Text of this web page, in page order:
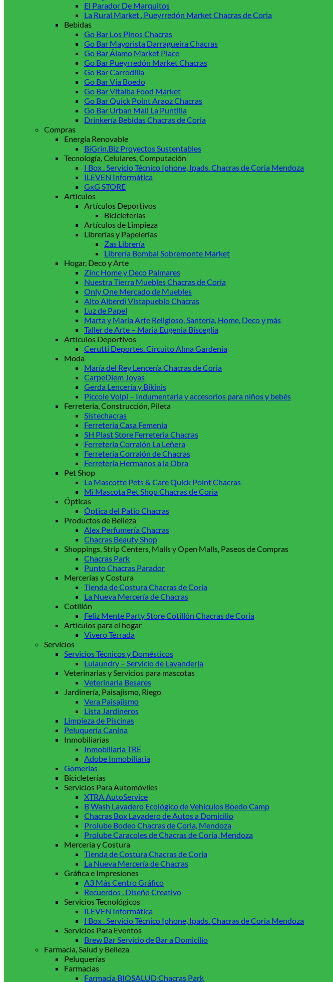
El Parador De Marquitos
La Rural Market . Pueyrredón Market Chacras de Coria
Bebidas
Go Bar Los Pinos Chacras
Go Bar Mayorista Darragueira Chacras
Go Bar Álamo Market Place
Go Bar Pueyrredón Market Chacras
Go Bar Carrodilla
Go Bar Vía Boedo
Go Bar Vitalba Food Market
Go Bar Quick Point Araoz Chacras
Go Bar Urban Mall La Puntilla
Drinkería Bebidas Chacras de Coria
Compras
Energía Renovable
BiGrin.Biz Proyectos Sustentables
Tecnología, Celulares, Computación
I Box . Servicio Técnico Iphone, Ipads. Chacras de Coria Mendoza
ILEVEN Informática
GxG STORE
Artículos
Artículos Deportivos
Bicicleterías
Artículos de Limpieza
Librerías y Papelerías
Zas Librería
Librería Bombal Sobremonte Market
Hogar, Deco y Arte
Zinc Home y Deco Palmares
Nuestra Tierra Muebles Chacras de Coria
Only One Mercado de Muebles
Alto Alberdi Vistapueblo Chacras
Luz de Papel
Marta y María Arte Religioso, Santería, Home, Deco y más
Taller de Arte – Maria Eugenia Bisceglia
Artículos Deportivos
Cerutti Deportes. Circuito Alma Gardenia
Moda
María del Rey Lencería Chacras de Coria
CarpeDiem Joyas
Gerda Lencería y Bikinis
Piccole Volpi – Indumentaria y accesorios para niños y bebés
Ferreteria, Construcción, Pileta
Sistechacras
Ferreteria Casa Femenia
SH Plast Store Ferreteria Chacras
Ferretería Corralón La Leñera
Ferretería Corralón de Chacras
Ferretería Hermanos a la Obra
Pet Shop
La Mascotte Pets & Care Quick Point Chacras
Mi Mascota Pet Shop Chacras de Coria
Ópticas
Óptica del Patio Chacras
Productos de Belleza
Alex Perfumería Chacras
Chacras Beauty Shop
Shoppings, Strip Centers, Malls y Open Malls, Paseos de Compras
Chacras Park
Punto Chacras Parador
Mercerías y Costura
Tienda de Costura Chacras de Coria
La Nueva Mercería de Chacras
Cotillón
Feliz Mente Party Store Cotillón Chacras de Coria
Artículos para el hogar
Vivero Terrada
Servicios
Servicios Técnicos y Domésticos
Lulaundry – Servicio de Lavandería
Veterinarias y Servicios para mascotas
Veterinaria Besares
Jardinería, Paisajismo, Riego
Vera Paisajismo
Lista Jardineros
Limpieza de Piscinas
Peluquería Canina
Inmobiliarias
Inmobiliaria TRE
Adobe Inmobiliaria
Gomerias
Bicicleterías
Servicios Para Automóviles
XTRA AutoService
B Wash Lavadero Ecológico de Vehículos Boedo Camp
Chacras Box Lavadero de Autos a Domicilio
Prolube Bodeo Chacras de Coria, Mendoza
Prolube Caracoles de Chacras de Coria, Mendoza
Mercería y Costura
Tienda de Costura Chacras de Coria
La Nueva Mercería de Chacras
Gráfica e Impresiones
A3 Más Centro Gráfico
Recuerdos . Diseño Creativo
Servicios Tecnológicos
ILEVEN Informática
I Box . Servicio Técnico Iphone, Ipads. Chacras de Coria Mendoza
Servicios Para Eventos
Brew Bar Servicio de Bar a Domicilio
Farmacia, Salud y Belleza
Peluquerías
Farmacias
Farmacia BIOSALUD Chacras Park